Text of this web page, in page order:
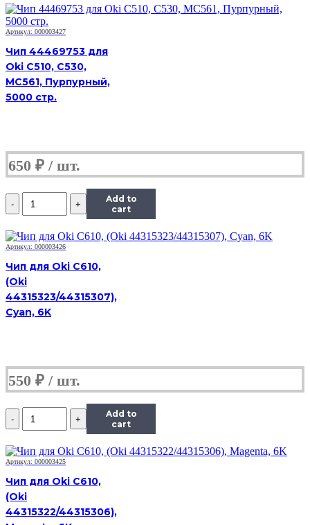
Black
к
картриджу
WC
5019/5021/5022/5024
(013R00670),
Drum,
Артикул: 000003427
Чип 44469753 для
Oki C510, C530,
MC561, Пурпурный,
5000 стр.
650 ₽
Количество
Чип
Black
к
Xerox
WC
5019/5021/5022/5024
(013R00670),
Add to
cart
Артикул: 000003426
Чип для Oki C610,
(Oki
44315323/44315307),
Cyan, 6K
550 ₽
Количество
Чип
Black
к
картриджу
Xerox
WC
5019/5021/5022/5024
Add to
cart
Артикул: 000003425
Чип для Oki C610,
(Oki
44315322/44315306),